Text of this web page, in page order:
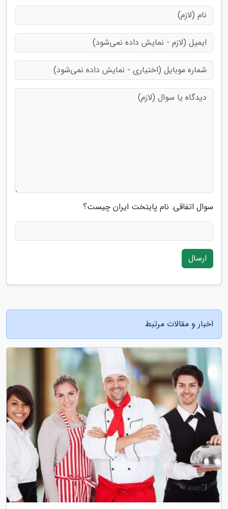
سوال اتفاقی: نام پایتخت ایران چیست؟
ارسال
اخبار و مقالات مرتبط